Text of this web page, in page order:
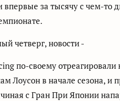
впервые за тысячу с чем-то
четверг, новости -
по-своему
Лоусон в начале сезона, и
с Гран При Японии